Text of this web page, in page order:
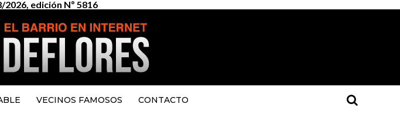
edición Nº 5816
VECINOS FAMOSOS CONTACTO